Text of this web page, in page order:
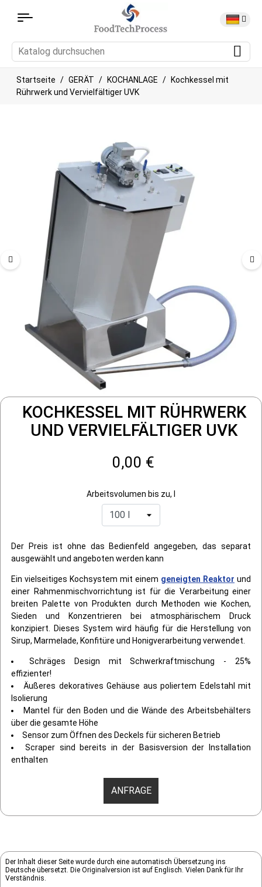
Startseite GERÄT KOCHANLAGE
Kochkessel mit
Rührwerk und Vervielfältiger UVK
KOCHKESSEL MIT RÜHRWERK
UND VERVIELFÄLTIGER UVK
0,00 €
Arbeitsvolumen bis zu, l
Der Preis ist ohne das Bedienfeld angegeben, das separat
ausgewählt und angeboten werden kann
Ein vielseitiges Kochsystem mit einem geneigten Reaktor und
einer Rahmenmischvorrichtung ist für die Verarbeitung einer
breiten Palette von Produkten durch Methoden wie Kochen,
Sieden und Konzentrieren bei atmosphärischem Druck
konzipiert. Dieses System wird häufig für die Herstellung von
Sirup, Marmelade, Konfitüre und Honigverarbeitung verwendet.
Schräges Design mit Schwerkraftmischung - 25%
effizienter!
Äußeres dekoratives Gehäuse aus poliertem Edelstahl mit
Isolierung
Mantel für den Boden und die Wände des Arbeitsbehälters
über die gesamte Höhe
Sensor zum Öffnen des Deckels für sicheren Betrieb
Scraper sind bereits in der Basisversion der Installation
enthalten
ANFRAGE
Der Inhalt dieser Seite wurde durch eine automatisch Übersetzung ins
Deutsche übersetzt. Die Originalversion ist auf Englisch. Vielen Dank für Ihr
Verständnis.